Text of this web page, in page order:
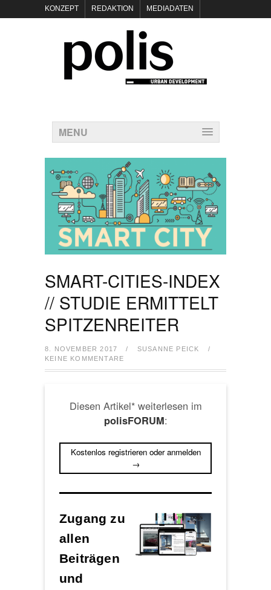
KONZEPT REDAKTION MEDIADATEN
POLIS KEYNOTES
KONTAKT DATENSCHUTZ IMPRESSUM
MENU
SMART-CITIES-INDEX
// STUDIE ERMITTELT
SPITZENREITER
8. NOVEMBER 2017 / SUSANNE PEICK
/
KEINE KOMMENTARE
Diesen Artikel* weiterlesen im
polisFORUM:
Kostenlos registrieren oder anmelden
→
Zugang zu
allen
Beiträgen
und